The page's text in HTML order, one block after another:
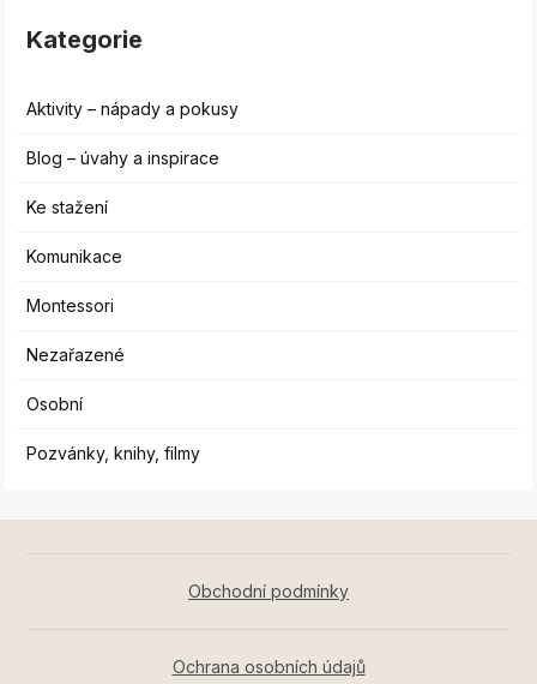
Kategorie
Aktivity – nápady a pokusy
Blog – úvahy a inspirace
Ke stažení
Komunikace
Montessori
Nezařazené
Osobní
Pozvánky, knihy, filmy
Obchodní podmínky
Ochrana osobních údajů